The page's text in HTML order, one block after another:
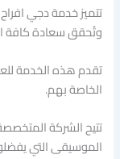
تتميز خدمة دجي
وتُحقق سعادة كافة
تقدم هذه الخدمة
الخاصة بهم.
تتيح الشركة
الموسيقى التي